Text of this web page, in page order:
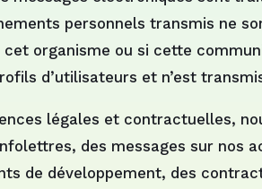
personnels transmis ne
cet organisme ou si cette
d’utilisateurs et n’est
légales et contractuelles,
des messages sur nos
de développement, des